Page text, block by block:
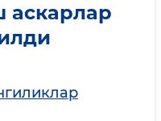
аскарлар